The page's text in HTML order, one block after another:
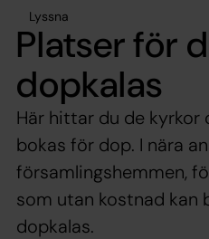
Lyssna
Platser för
dopkalas
Här hittar du de kyrkor
bokas för dop. I nära
församlingshemmen,
som utan kostnad kan
dopkalas.